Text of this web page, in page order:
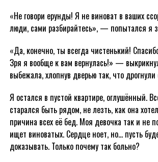
«Не говори ерунды! Я не виноват в ваших
люди, сами разбирайтесь», — попытался я
«Да, конечно, ты всегда чистенький!
Зря я вообще к вам вернулась!» —
выбежала, хлопнув дверью так, что
Я остался в пустой квартире, оглушённый.
старался быть рядом, не лезть, как она
причина всех её бед. Моя девочка так и не
ищет виноватых. Сердце ноет, но… пусть
доказывать. Только почему так больно?